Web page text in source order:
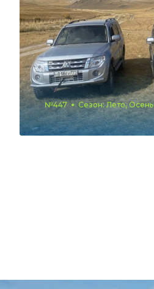
№447 Сезон: Лето, Осень